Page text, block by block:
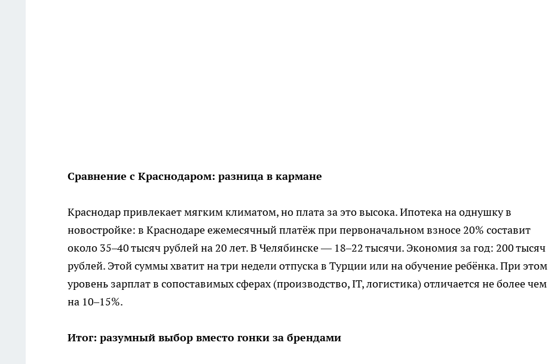
Сравнение с Краснодаром: разница в кармане
Краснодар привлекает мягким климатом, но плата за это высока. Ипотека на однушку в
новостройке: в Краснодаре ежемесячный платёж при первоначальном взносе 20% составит
около 35–40 тысяч рублей на 20 лет. В Челябинске — 18–22 тысячи. Экономия за год: 200 тысяч
рублей. Этой суммы хватит на три недели отпуска в Турции или на обучение ребёнка. При этом
уровень зарплат в сопоставимых сферах (производство, IT, логистика) отличается не более чем
на 10–15%.
Итог: разумный выбор вместо гонки за брендами